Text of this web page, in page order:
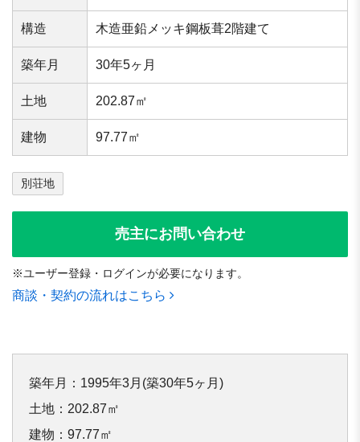
構造 木造亜鉛メッキ鋼板葺2階建て
築年⽉ 30年5ヶ月
⼟地 202.87㎡
建物 97.77㎡
別荘地
売主にお問い合わせ
※ユーザー登録・ログインが必要になります。
商談・契約の流れはこちら
築年月：1995年3月(築30年5ヶ月)
土地：202.87㎡
建物：97.77㎡